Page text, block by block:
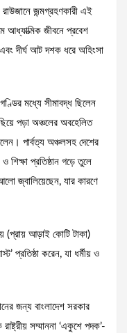
রাউজানে জন্মগ্রহণকারী এই
আধ্যাত্মিক জীবনে প্রবেশ
দীর্ঘ আট দশক ধরে অহিংসা
মধ্যে সীমাবদ্ধ ছিলেন
পড়া অঞ্চলের অবহেলিত
পার্বত্য অঞ্চলসহ দেশের
প্রতিষ্ঠান গড়ে তুলে
জ্বালিয়েছেন, যার কারণে
(প্রায় আড়াই কোটি টাকা)
প্রতিষ্ঠা করেন, যা ধর্মীয় ও
জন্য বাংলাদেশ সরকার
সম্মাননা ‘একুশে পদক’-